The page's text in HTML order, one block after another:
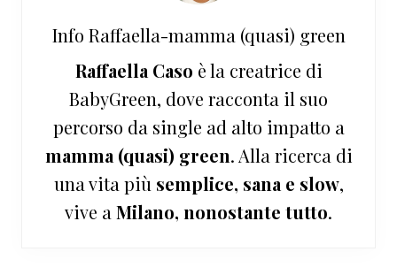
Info Raffaella-mamma (quasi) green
Raffaella Caso è la creatrice di
BabyGreen, dove racconta il suo
percorso da single ad alto impatto a
mamma (quasi) green. Alla ricerca di
una vita più semplice, sana e slow,
vive a Milano, nonostante tutto.